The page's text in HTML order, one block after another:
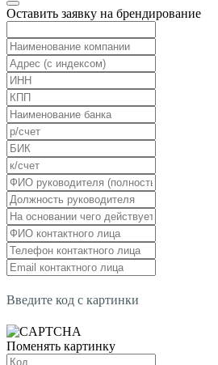
Оставить заявку на брендирование
Введите код с картинки
Поменять картинку